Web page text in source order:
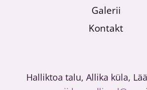
Galerii
Kontakt
Halliktoa talu, Allika küla,